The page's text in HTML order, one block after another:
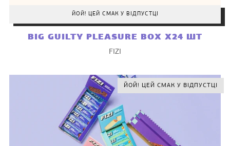
ЙОЙ! ЦЕЙ СМАК У ВІДПУСТЦІ
BIG GUILTY PLEASURE BOX Х24 ШТ
FIZI
ЙОЙ! ЦЕЙ СМАК У ВІДПУСТЦІ